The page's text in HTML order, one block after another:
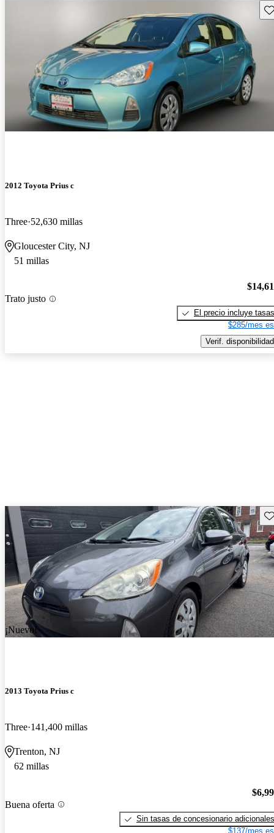
2012 Toyota Prius c
Three 52,630 millas
Gloucester City, NJ
51 millas
Trato justo
El precio incluye tasas
$285/mes
Verif. disponibilidad
¡Nuevo!
2013 Toyota Prius c
Three 141,400 millas
Trenton, NJ
62 millas
Buena oferta
Sin tasas de concesionario adicionales
$137/mes